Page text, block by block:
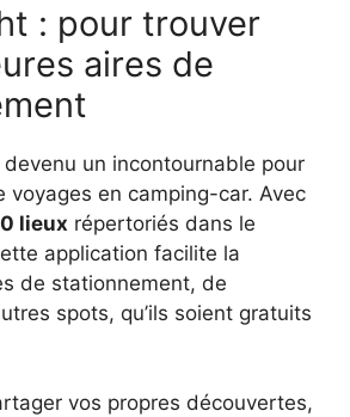
: pour trouver
aires de
devenu un incontournable pour
voyages en camping-car. Avec
lieux répertoriés dans le
application facilite la
de stationnement, de
spots, qu’ils soient gratuits
vos propres découvertes,